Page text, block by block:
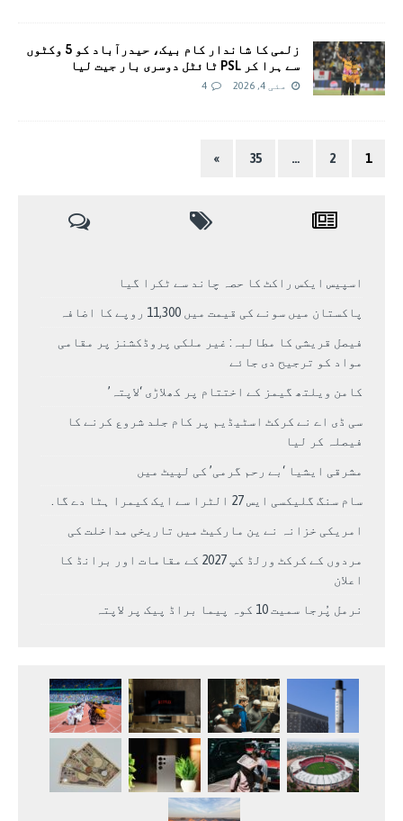
زلمی کا شاندار کام بیک، حیدرآباد کو 5 وکٹوں
سے ہرا کر PSL ٹائٹل دوسری بار جیت لیا
مئی 4, 2026 4
1
2
…
35
»
اسپیس ایکس راکٹ کا حصہ چاند سے ٹکرا گیا
پاکستان میں سونے کی قیمت میں 11,300 روپے کا اضافہ
فیصل قریشی کا مطالبہ: غیر ملکی پروڈکشنز پر مقامی
مواد کو ترجیح دی جائے
کامن ویلتھ گیمز کے اختتام پر کھلاڑی ‘لاپتہ’
سی ڈی اے نے کرکٹ اسٹیڈیم پر کام جلد شروع کرنے کا
فیصلہ کر لیا
مشرقی ایشیا ‘بے رحم گرمی’ کی لپیٹ میں
سام سنگ گلیکسی ایس 27 الٹرا سے ایک کیمرا ہٹا دے گا.
امریکی خزانہ نے ین مارکیٹ میں تاریخی مداخلت کی
مردوں کے کرکٹ ورلڈ کپ 2027 کے مقامات اور برانڈ کا
اعلان
نرمل پُرجا سمیت 10 کوہ پیما براڈ پیک پر لاپتہ